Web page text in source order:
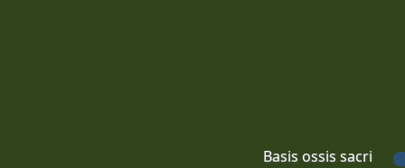
Basis ossis sacri